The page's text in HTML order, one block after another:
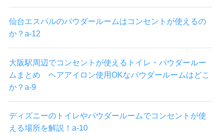
仙台エスパルのパウダールームはコンセントが使えるの
か？a-12
大阪駅周辺でコンセントが使えるトイレ・パウダールー
ムまとめ ヘアアイロン使用OKなパウダールームはどこ
か？a-9
ディズニーのトイレやパウダールームでコンセントが使
える場所を解説！a-10